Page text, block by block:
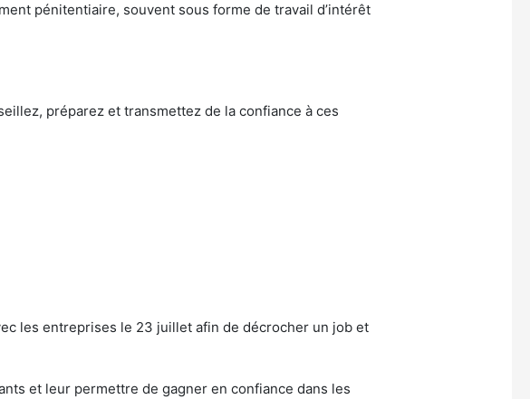
pénitentiaire, souvent sous forme de travail d’intérêt
préparez et transmettez de la confiance à ces
les entreprises le 23 juillet afin de décrocher un job et
et leur permettre de gagner en confiance dans les